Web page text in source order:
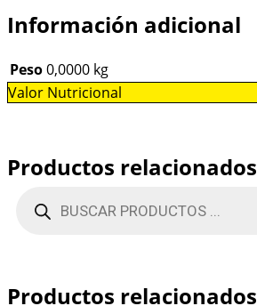
Información adicional
Peso0,0000 kg
Valor Nutricional
Productos relacionados
Productos relacionados